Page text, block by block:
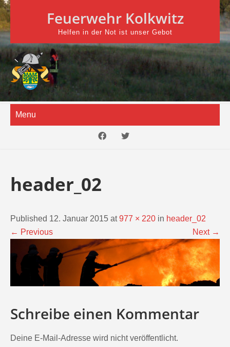
Skip
to
content
Feuerwehr Kolkwitz
Helfen in der Not ist unser Gebot
Menu
header_02
Published 12. Januar 2015 at977 × 220 in header_02
← Previous Next →
Schreibe einen Kommentar
Deine E-Mail-Adresse wird nicht veröffentlicht.